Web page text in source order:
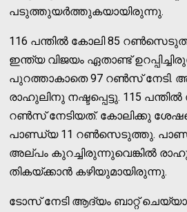
പടുത്തുയര്‍ത്തുകയായിരുന്നു.
116 പന്തില്‍ കോലി 85
ഇന്ത്യ വിജയം ഏതാണ്ട്
പുറത്താകാതെ 97 റണ്‍സ്
രാഹുലിനു നഷ്ടപ്പെട്ടു. 115
റണ്‍സ് നേടിയത്. കോലിക്കു
പാണ്ഡ്യ 11 റണ്‍സെടുത്തു.
അല്പം കുറച്ചിരുന്നുവെങ്കില്‍
തികയ്ക്കാന്‍ കഴിയുമായിരുന്നു.
ടോസ് നേടി ആദ്യം ബാറ്റ്